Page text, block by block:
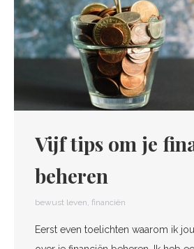
Vijf tips om je
beheren
bewust leven, financiën
Eerst even toelichten waarom ik